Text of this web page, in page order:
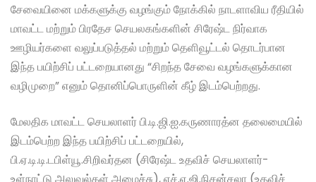
சேவையினை மக்களுக்கு வழங்கும் நோக்கில் நாடளாவிய ரீதியில்
மாவட்ட மற்றும் பிரதேச செயலகங்களின் சிரேஷ்ட நிர்வாக
ஊழியர்களை வலுப்படுத்தல் மற்றும் தெளிவூட்டல் தொடர்பான
இந்த பயிற்சிப் பட்டறையானது “சிறந்த சேவை வழங்களுக்கான
வழிமுறை” எனும் தொனிப்பொருளின் கீழ் இடம்பெற்றது.
மேலதிக மாவட்ட செயலாளர் பி.டி.ஜி.ஐ.கருணாரத்ன தலைமையில்
இடம்பெற்ற இந்த பயிற்சிப் பட்டறையில்,
பி.ஏ.டி.டி.டபிள்யூ.சிறிவர்தன (சிரேஷ்ட உதவிச் செயலாளர்-